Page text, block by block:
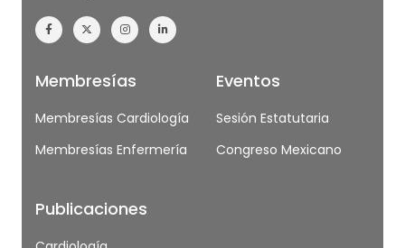
Membresías
Membresías Cardiología
Membresías Enfermería
Publicaciones
Eventos
Sesión Estatutaria
Congreso Mexicano